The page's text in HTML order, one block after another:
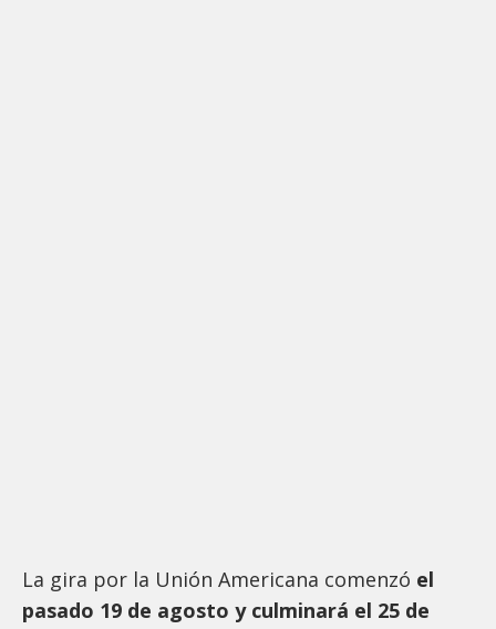
La gira por la Unión Americana comenzó el
pasado 19 de agosto y culminará el 25 de